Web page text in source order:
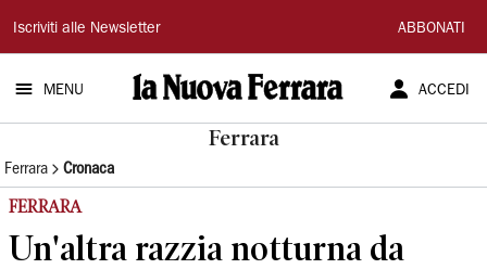
La
Nuova
Ferrara
Iscriviti alle Newsletter ABBONATI
MENU ACCEDI
Ferrara
Ferrara Cronaca
FERRARA
Un'altra razzia notturna da